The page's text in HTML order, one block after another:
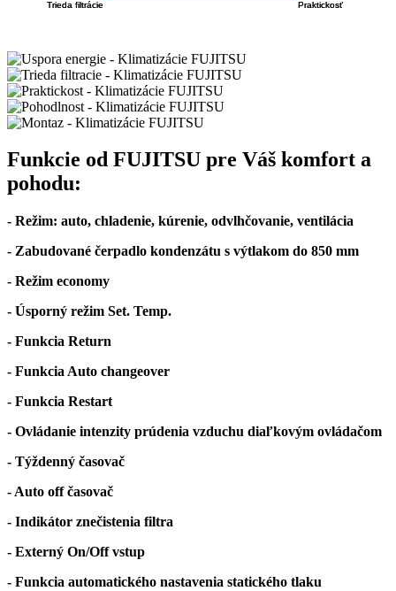
Funkcie od FUJITSU pre Váš komfort a
pohodu:
- Režim: auto, chladenie, kúrenie, odvlhčovanie, ventilácia
- Zabudované čerpadlo kondenzátu s výtlakom do 850 mm
- Režim economy
- Úsporný režim Set. Temp.
- Funkcia Return
- Funkcia Auto changeover
- Funkcia Restart
- Ovládanie intenzity prúdenia vzduchu diaľkovým ovládačom
- Týždenný časovač
- Auto off časovač
- Indikátor znečistenia filtra
- Externý On/Off vstup
- Funkcia automatického nastavenia statického tlaku